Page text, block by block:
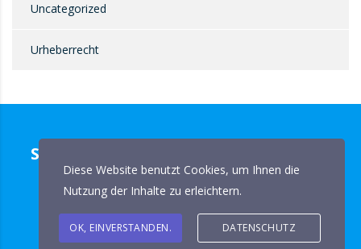
Uncategorized
Urheberrecht
Setzen Sie Ihre Auskunftsansprüche
durch.
ANFRAGE
Diese Website benutzt Cookies, um Ihnen die
Nutzung der Inhalte zu erleichtern.
OK, EINVERSTANDEN. DATENSCHUTZ